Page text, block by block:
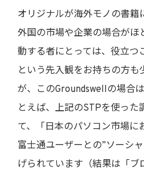
オリジナルが海外モノの書籍
外国の市場や企業の場合がほ
動する者にとっては、役立つ
という先入観をお持ちの方
が、このGroundswellの場合
とえば、上記のSTPを使った
て、「日本のパソコン市場に
富士通ユーザーとの”ソーシ
げられています（結果は「ブ